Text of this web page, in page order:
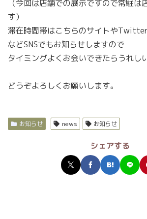
（今回は店舗での展示ですので常駐は
す）
滞在時間帯はこちらのサイトや
などSNSでもお知らせしますので
タイミングよくお会いできたらうれし
どうぞよろしくお願いします。
お知らせ news お知らせ
シェアする